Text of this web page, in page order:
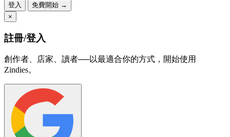
登入
免費開始 →
×
註冊/登入
創作者、店家、讀者──以最適合你的方式，開始使用
Zindies。